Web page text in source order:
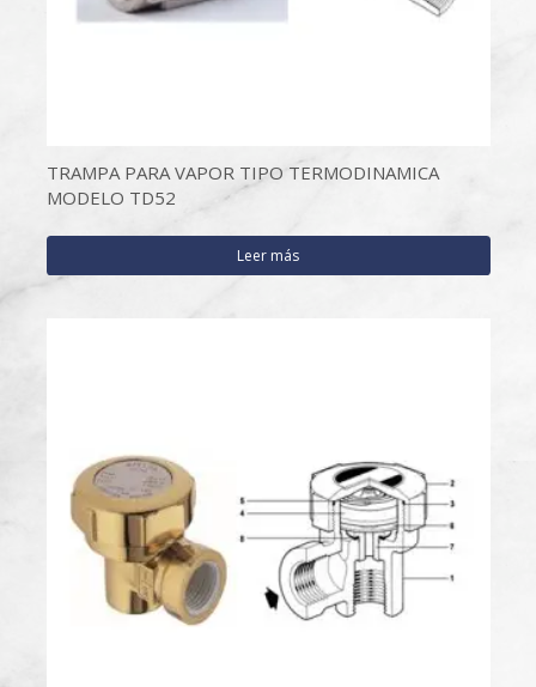
TRAMPA PARA VAPOR TIPO TERMODINAMICA
MODELO TD52
Leer más